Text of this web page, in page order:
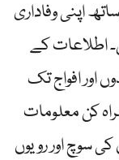
اپنی وفاداری
اطلاعات کے
اور افواج تک
کن معلومات
سوچ اور رویوں